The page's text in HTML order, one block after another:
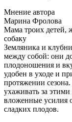
Мнение автора
Марина Фролова
Мама троих детей,
собаку
Земляника и
между собой: они
плодоношения и
удобен в уходе и
протяжении
ухаживать за
вложенные усилия
сладких плодов.